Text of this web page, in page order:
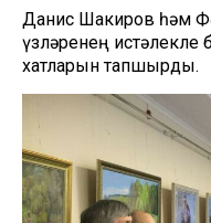
Данис Шакиров һәм
үзләренең истәлекле
хатларын тапшырды.